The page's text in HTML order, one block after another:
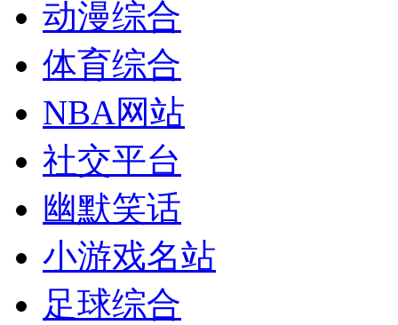
动漫综合
体育综合
NBA网站
社交平台
幽默笑话
小游戏名站
足球综合